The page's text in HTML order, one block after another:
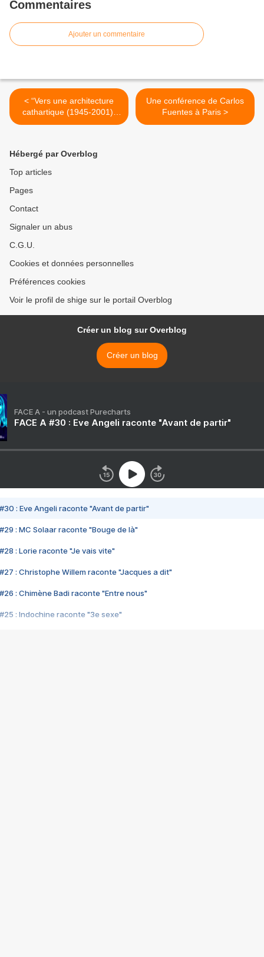
Commentaires
Ajouter un commentaire
< “Vers une architecture
cathartique (1945-2001)”
d’Emmanuel Rubio
Une conférence de Carlos
Fuentes à Paris >
Hébergé par Overblog
Top articles
Pages
Contact
Signaler un abus
C.G.U.
Cookies et données personnelles
Préférences cookies
Voir le profil de shige sur le portail Overblog
Créer un blog sur Overblog
Créer un blog
FACE A - un podcast Purecharts
FACE A #30 : Eve Angeli raconte "Avant de partir"
#30 : Eve Angeli raconte "Avant de partir"
#29 : MC Solaar raconte "Bouge de là"
#28 : Lorie raconte "Je vais vite"
#27 : Christophe Willem raconte "Jacques a dit"
#26 : Chimène Badi raconte "Entre nous"
#25 : Indochine raconte "3e sexe"